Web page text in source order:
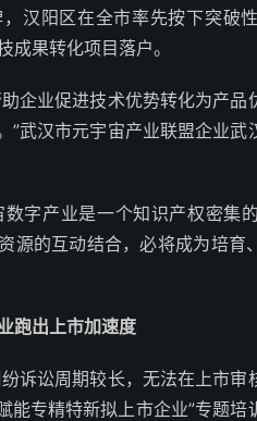
汉阳区在全市率先按下突破
果转化项目落户。
企业促进技术优势转化为产品
武汉市元宇宙产业联盟企业武
字产业是一个知识产权密集
源的互动结合，必将成为培育
跑出上市加速度
诉讼周期较长，无法在上市审
专精特新拟上市企业”专题培